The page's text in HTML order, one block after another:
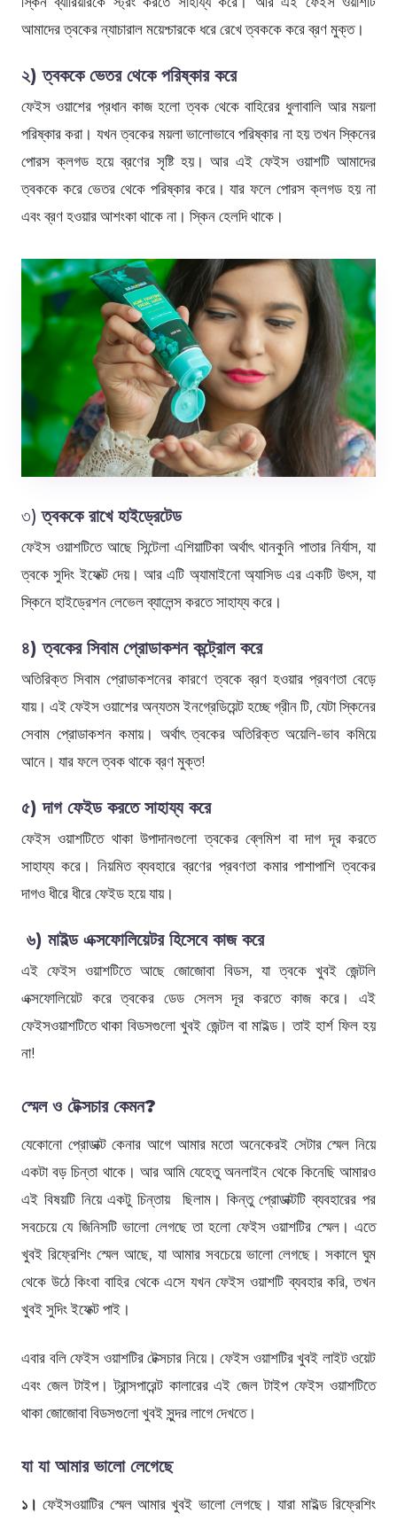
আমাদের ত্বকের ন্যাচারাল ময়েশ্চারকে ধরে রেখে ত্বককে করে ব্রণ মুক্ত।
২)ত্বককে ভেতর থেকে পরিষ্কার করে
ফেইস ওয়াশের প্রধান কাজ হলো ত্বক থেকে বাহিরের ধুলাবালি আর ময়লা
পরিষ্কার করা। যখন ত্বকের ময়লা ভালোভাবে পরিষ্কার না হয় তখন স্কিনের
পোরস ক্লগড হয়ে ব্রণের সৃষ্টি হয়। আর এই ফেইস ওয়াশটি আমাদের
ত্বককে করে ভেতর থেকে পরিষ্কার করে। যার ফলে পোরস ক্লগড হয় না
এবং ব্রণ হওয়ার আশংকা থাকে না। স্কিন হেলদি থাকে।
৩)ত্বককে রাখে হাইড্রেটেড
ফেইস ওয়াশটিতে আছে সিন্টেলা এশিয়াটিকা অর্থাৎ থানকুনি পাতার নির্যাস, যা
ত্বকে সুদিং ইফেক্ট দেয়। আর এটি অ্যামাইনো অ্যাসিড এর একটি উৎস, যা
স্কিনে হাইড্রেশন লেভেল ব্যালেন্স করতে সাহায্য করে।
৪) ত্বকের সিবাম প্রোডাকশন কন্ট্রোল করে
অতিরিক্ত সিবাম প্রোডাকশনের কারণে ত্বকে ব্রণ হওয়ার প্রবণতা বেড়ে
যায়। এই ফেইস ওয়াশের অন্যতম ইনগ্রেডিয়েন্ট হচ্ছে গ্রীন টি, যেটা স্কিনের
সেবাম প্রোডাকশন কমায়। অর্থাৎ ত্বকের অতিরিক্ত অয়েলি-ভাব কমিয়ে
আনে। যার ফলে ত্বক থাকে ব্রণ মুক্ত!
৫) দাগ ফেইড করতে সাহায্য করে
ফেইস ওয়াশটিতে থাকা উপাদানগুলো ত্বকের ব্লেমিশ বা দাগ দূর করতে
সাহায্য করে। নিয়মিত ব্যবহারে ব্রণের প্রবণতা কমার পাশাপাশি ত্বকের
দাগও ধীরে ধীরে ফেইড হয়ে যায়।
৬) মাইল্ড এক্সফোলিয়েটর হিসেবে কাজ করে
এই ফেইস ওয়াশটিতে আছে জোজোবা বিডস, যা ত্বকে খুবই জেন্টলি
এক্সফোলিয়েট করে ত্বকের ডেড সেলস দূর করতে কাজ করে। এই
ফেইসওয়াশটিতে থাকা বিডসগুলো খুবই জেন্টল বা মাইল্ড। তাই হার্শ ফিল হয়
না!
স্মেল ও টেক্সচার কেমন?
যেকোনো প্রোডাক্ট কেনার আগে আমার মতো অনেকেরই সেটার স্মেল নিয়ে
একটা বড় চিন্তা থাকে। আর আমি যেহেতু অনলাইন থেকে কিনেছি আমারও
এই বিষয়টি নিয়ে একটু চিন্তায় ছিলাম। কিন্তু প্রোডাক্টটি ব্যবহারের পর
সবচেয়ে যে জিনিসটি ভালো লেগছে তা হলো ফেইস ওয়াশটির স্মেল। এতে
খুবই রিফ্রেশিং স্মেল আছে, যা আমার সবচেয়ে ভালো লেগছে। সকালে ঘুম
থেকে উঠে কিংবা বাহির থেকে এসে যখন ফেইস ওয়াশটি ব্যবহার করি, তখন
খুবই সুদিং ইফেক্ট পাই।
এবার বলি ফেইস ওয়াশটির টেক্সচার নিয়ে। ফেইস ওয়াশটির খুবই লাইট ওয়েট
এবং জেল টাইপ। ট্রান্সপারেন্ট কালারের এই জেল টাইপ ফেইস ওয়াশটিতে
থাকা জোজোবা বিডসগুলো খুবই সুন্দর লাগে দেখতে।
যা যা আমার ভালো লেগেছে
১। ফেইসওয়াটির স্মেল আমার খুবই ভালো লেগছে। যারা মাইল্ড রিফ্রেশিং